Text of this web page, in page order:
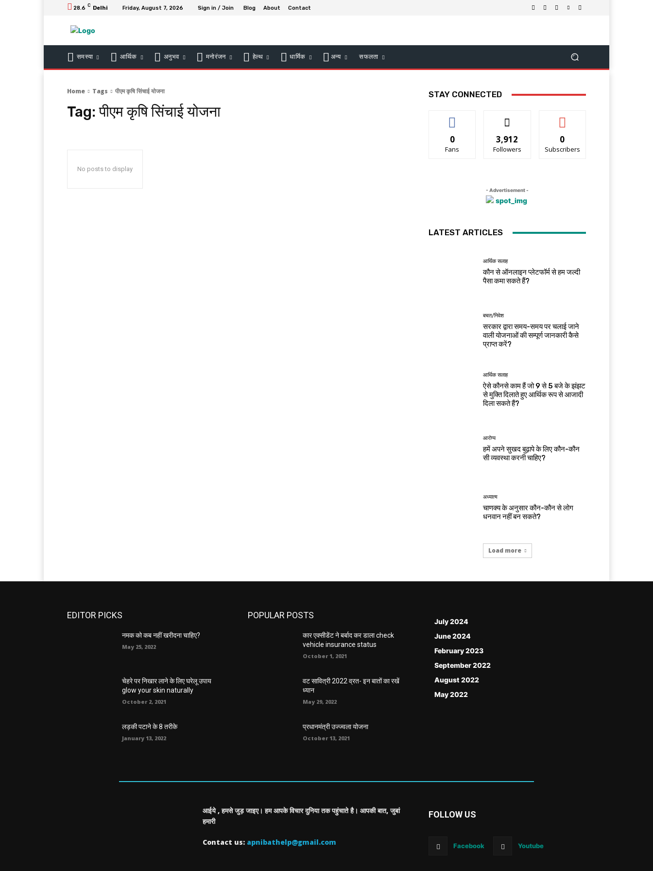
28.6 C Delhi Friday, August 7, 2026 Sign in / Join Blog About Contact
समस्या आर्थिक अनुभव मनोरंजन हेल्थ धार्मिक अन्य सफलता
Home Tags पीएम कृषि सिंचाई योजना
Tag:पीएम कृषि सिंचाई योजना
No posts to display
STAY CONNECTED
0
Fans
3,912
Followers
0
Subscribers
- Advertisement -
LATEST ARTICLES
आर्थिक सलाह
कौन से ऑनलाइन प्लेटफॉर्म से हम जल्दी
पैसा कमा सकते हैं?
बचत/निवेश
सरकार द्वारा समय-समय पर चलाई जाने
वाली योजनाओं की सम्पूर्ण जानकारी कैसे
प्राप्त करें?
आर्थिक सलाह
ऐसे कौनसे काम हैं जो 9 से 5 बजे के झंझट
से मुक्ति दिलाते हुए आर्थिक रूप से आजादी
दिला सकते हैं?
आरोग्य
हमें अपने सुखद बुढ़ापे के लिए कौन-कौन
सी व्यवस्था करनी चाहिए?
अध्यात्म
चाणक्य के अनुसार कौन-कौन से लोग
धनवान नहीं बन सकते?
Load more
EDITOR PICKS
नमक को कब नहीं खरीदना चाहिए?
May 25, 2022
चेहरे पर निखार लाने के लिए घरेलू उपाय
glow your skin naturally
October 2, 2021
लड़की पटाने के 8 तरीके
January 13, 2022
POPULAR POSTS
कार एक्सीडेंट ने बर्बाद कर डाला check
vehicle insurance status
October 1, 2021
वट सावित्री 2022 व्रत- इन बातों का रखें
ध्यान
May 29, 2022
प्रधानमंत्री उज्ज्वला योजना
October 13, 2021
July 2024
June 2024
February 2023
September 2022
August 2022
May 2022
आईये , हमसे जुड़ जाइए। हम आपके विचार दुनिया तक पहुंचाते है। आपकी बात, जुबां
हमारी
Contact us: apnibathelp@gmail.com
FOLLOW US
Facebook Youtube